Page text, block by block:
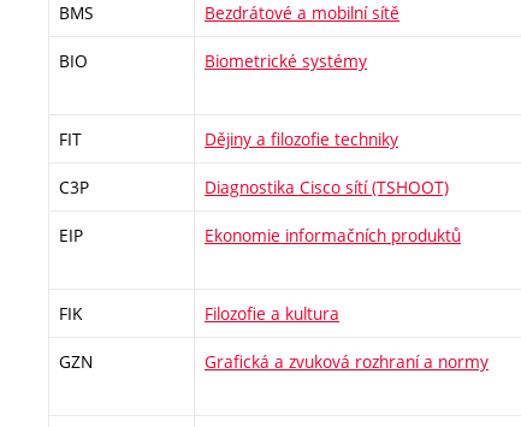
BMS Bezdrátové a mobilní sítě
BIO Biometrické systémy
FIT Dějiny a filozofie techniky
C3P Diagnostika Cisco sítí (TSHOOT)
EIP Ekonomie informačních produktů
FIK Filozofie a kultura
GZN Grafická a zvuková rozhraní a normy